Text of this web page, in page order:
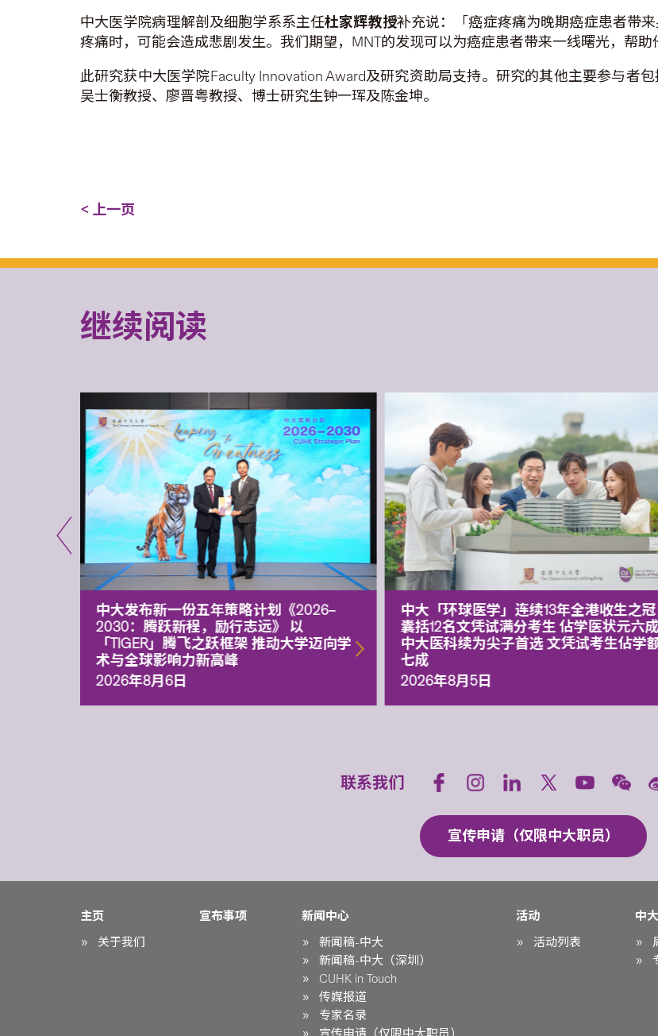
中大医学院病理解剖及细胞学系系主任杜家辉教授补充说：「癌症疼痛为晚期癌症患者带
疼痛时，可能会造成悲剧发生。我们期望，MNT的发现可以为癌症患者带来一线曙光，帮助
此研究获中大医学院Faculty Innovation Award及研究资助局支持。研究的其他主要参与者
吴士衡教授、廖晋粤教授、博士研究生钟一珲及陈金坤。
< 上一页
继续阅读
中大发布新一份五年策略计划《2026‒
2030：腾跃新程，励行志远》 以
「TIGER」腾飞之跃框架 推动大学迈向学
术与全球影响力新高峰
2026年8月6日
中大「环球医学」连续13年全港收生之冠
囊括12名文凭试满分考生 佔学医状元六成
中大医科续为尖子首选 文凭试考生佔学
七成
2026年8月5日
联系我们
宣传申请（仅限中大职员）
主页
关于我们
宣布事项
新闻中心
新闻稿-中大
新闻稿-中大（深圳）
CUHK in Touch
传媒报道
专家名录
活动
活动列表
中